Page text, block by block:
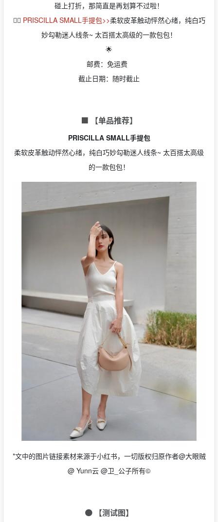
碰上打折，那简直是再划算不过啦！
👉🏻 PRISCILLA SMALL手提包>>柔软皮革触动怦然心绪，纯白巧
妙勾勒迷人线条~ 太百搭太高级的一款包包！
🌟
邮费：免运费
截止日期：随时截止
🟩 【单品推荐】
PRISCILLA SMALL手提包
柔软皮革触动怦然心绪，纯白巧妙勾勒迷人线条~ 太百搭太高级
的一款包包！
*文中的图片链接素材来源于小红书，一切版权归原作者@大眼贼
@ Yunn云 @卫_公子所有©
🟠 【测试图】